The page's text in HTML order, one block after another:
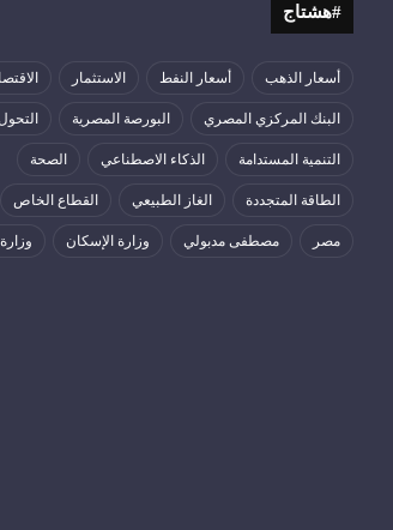
#هشتاج
أسعار الذهب أسعار النفط الاستثمار
البنك المركزي المصري البورصة المصرية
التنمية المستدامة الذكاء الاصطناعي الصحة
الطاقة المتجددة الغاز الطبيعي القطاع الخاص
مصر مصطفى مدبولي وزارة الإسكان